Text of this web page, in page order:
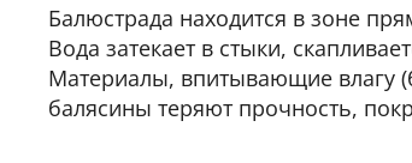
Балюстрада находится в зоне
Вода затекает в стыки,
Материалы, впитывающие влагу
балясины теряют прочность,